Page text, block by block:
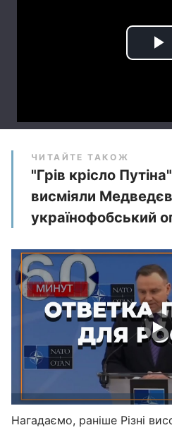
ЧИТАЙТЕ ТАКОЖ
"Грів крісло
висміяли
українофобський
Нагадаємо, раніше Різні